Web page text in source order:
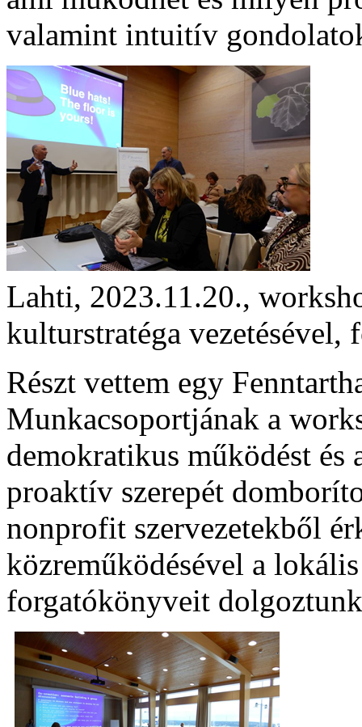
valamint intuitív
Lahti, 2023.11.20.,
kulturstratéga
Részt vettem egy
Munkacsoportjának a
demokratikus működést és
proaktív szerepét
nonprofit szervezetekből
közreműködésével a
forgatókönyveit